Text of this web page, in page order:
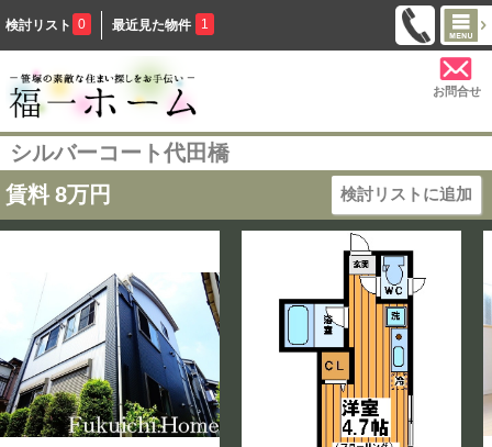
検討リスト 0 最近見た物件 1
お問合せ
シルバーコート代田橋
賃料 8万円 検討リストに追加